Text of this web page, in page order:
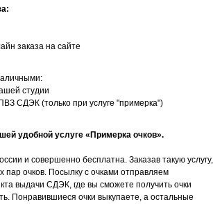
заказа на сайте
студии
СДЭК (только при услуге "примерка")
удобной услуге «Примерка очков».
и совершенно бесплатна. Заказав такую услугу,
пар очков. Посылку с очками отправляем
выдачи СДЭК, где вы сможете получить очки
Понравившиеся очки выкупаете, а остальные